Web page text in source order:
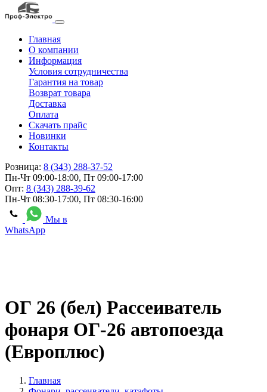
Главная
О компании
Информация
Условия сотрудничества
Гарантия на товар
Возврат товара
Доставка
Оплата
Скачать прайс
Новинки
Контакты
Розница: 8 (343) 288-37-52
Пн-Чт 09:00-18:00, Пт 09:00-17:00
Опт: 8 (343) 288-39-62
Пн-Чт 08:30-17:00, Пт 08:30-16:00
Мы в
WhatsApp
ОГ 26 (бел) Рассеиватель
фонаря ОГ-26 автопоезда
(Европлюс)
Главная